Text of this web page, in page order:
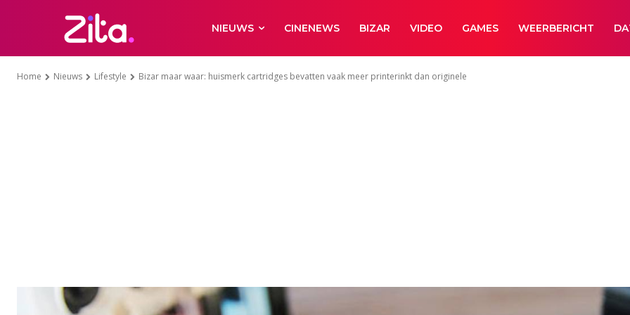
NIEUWS CINENEWS BIZAR VIDEO GAMES WEERBERICHT
Home Nieuws Lifestyle Bizar maar waar: huismerk cartridges bevatten vaak meer printerinkt dan originele